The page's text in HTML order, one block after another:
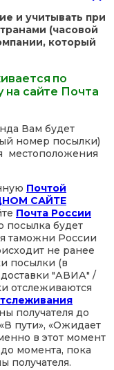
и учитывать при
(часовой
который
по
на сайте Почта
Вам будет
номер посылки)
местоположения
Почтой
САЙТЕ
Почта России
посылка будет
таможни России
не ранее
посылки (в
"АВИА" /
отслеживаются
получателя до
пути», «Ожидает
в этот момент
момента, пока
получателя.